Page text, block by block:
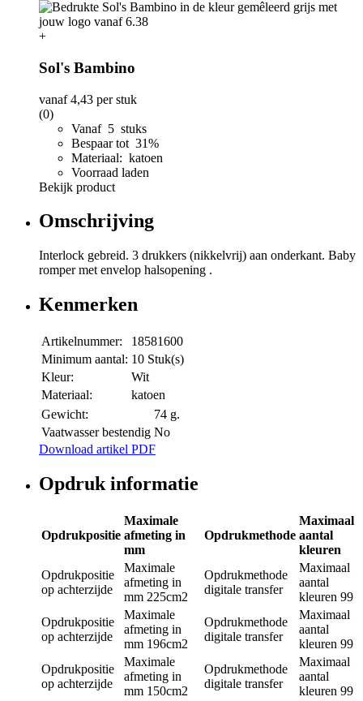
+
Sol's Bambino
vanaf4,43 per stuk
(0)
Vanaf 5 stuks
Bespaar tot 31%
Materiaal: katoen
Voorraad laden
Bekijk product
Omschrijving
Interlock gebreid. 3 drukkers (nikkelvrij) aan onderkant. Baby
romper met envelop halsopening .
Kenmerken
Artikelnummer:
18581600
Minimum aantal: 10 Stuk(s)
Kleur:
Wit
Materiaal:
katoen
Gewicht:
74 g.
Vaatwasser bestendig No
Download artikel PDF
Opdruk informatie
Opdrukpositie
Maximale
afmeting in
mm
Opdrukmethode
Maximaal
aantal
kleuren
Opdrukpositie
op achterzijde
Maximale
afmeting in
mm 225cm2
Opdrukmethode
digitale transfer
Maximaal
aantal
kleuren 99
Opdrukpositie
op achterzijde
Maximale
afmeting in
mm 196cm2
Opdrukmethode
digitale transfer
Maximaal
aantal
kleuren 99
Opdrukpositie
op achterzijde
Maximale
afmeting in
mm 150cm2
Opdrukmethode
digitale transfer
Maximaal
aantal
kleuren 99